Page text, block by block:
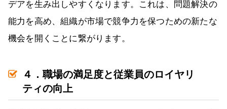
デアを生み出しやすくなります。これは、問題解決の
能力を高め、組織が市場で競争力を保つための新たな
機会を開くことに繋がります。
４．職場の満足度と従業員のロイヤリ
ティの向上